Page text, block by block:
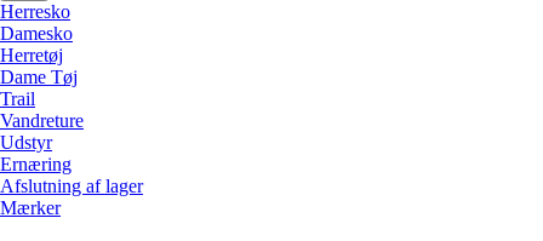
Herresko
Damesko
Herretøj
Dame Tøj
Trail
Vandreture
Udstyr
Ernæring
Afslutning af lager
Mærker